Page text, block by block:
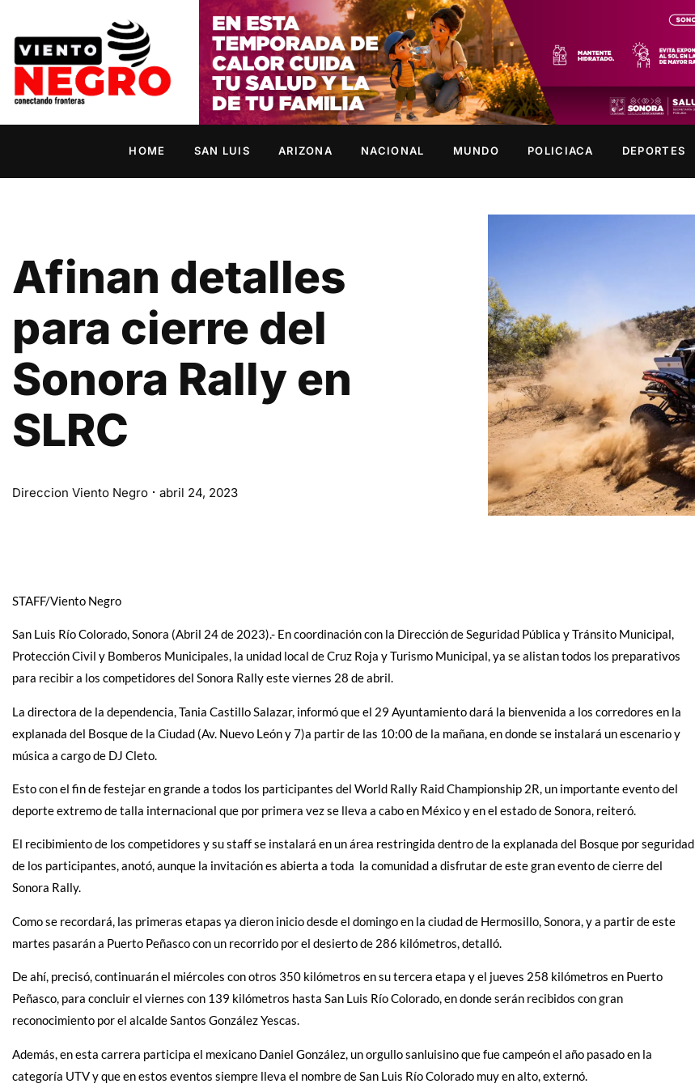
HOME SAN LUIS ARIZONA NACIONAL MUNDO POLICIACA DEPORTES
Afinan detalles
para cierre del
Sonora Rally en
SLRC
Direccion Viento Negro abril 24, 2023
STAFF/Viento Negro
San Luis Río Colorado, Sonora (Abril 24 de 2023).- En coordinación con la Dirección de Seguridad Pública y Tránsito Municipal,
Protección Civil y Bomberos Municipales, la unidad local de Cruz Roja y Turismo Municipal, ya se alistan todos los preparativos
para recibir a los competidores del Sonora Rally este viernes 28 de abril.
La directora de la dependencia, Tania Castillo Salazar, informó que el 29 Ayuntamiento dará la bienvenida a los corredores en la
explanada del Bosque de la Ciudad (Av. Nuevo León y 7)a partir de las 10:00 de la mañana, en donde se instalará un escenario y
música a cargo de DJ Cleto.
Esto con el fin de festejar en grande a todos los participantes del World Rally Raid Championship 2R, un importante evento del
deporte extremo de talla internacional que por primera vez se lleva a cabo en México y en el estado de Sonora, reiteró.
El recibimiento de los competidores y su staff se instalará en un área restringida dentro de la explanada del Bosque por seguridad
de los participantes, anotó, aunque la invitación es abierta a toda la comunidad a disfrutar de este gran evento de cierre del
Sonora Rally.
Como se recordará, las primeras etapas ya dieron inicio desde el domingo en la ciudad de Hermosillo, Sonora, y a partir de este
martes pasarán a Puerto Peñasco con un recorrido por el desierto de 286 kilómetros, detalló.
De ahí, precisó, continuarán el miércoles con otros 350 kilómetros en su tercera etapa y el jueves 258 kilómetros en Puerto
Peñasco, para concluir el viernes con 139 kilómetros hasta San Luis Río Colorado, en donde serán recibidos con gran
reconocimiento por el alcalde Santos González Yescas.
Además, en esta carrera participa el mexicano Daniel González, un orgullo sanluisino que fue campeón el año pasado en la
categoría UTV y que en estos eventos siempre lleva el nombre de San Luis Río Colorado muy en alto, externó.